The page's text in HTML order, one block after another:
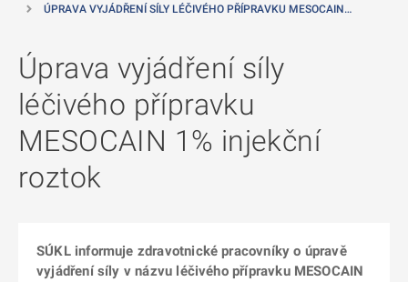
ÚPRAVA VYJÁDŘENÍ SÍLY LÉČIVÉHO PŘÍPRAVKU MESOCAIN…
Úprava vyjádření síly
léčivého přípravku
MESOCAIN 1% injekční
roztok
SÚKL informuje zdravotnické pracovníky o úpravě
vyjádření síly v názvu léčivého přípravku MESOCAIN